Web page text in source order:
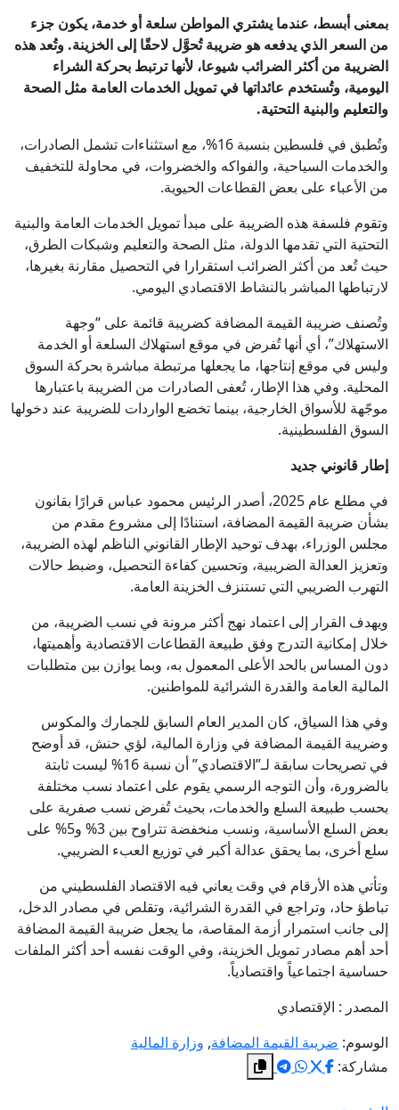
بمعنى أبسط، عندما يشتري المواطن سلعة أو خدمة، يكون جزء
من السعر الذي يدفعه هو ضريبة تُحوَّل لاحقًا إلى الخزينة. وتُعد هذه
الضريبة من أكثر الضرائب شيوعا، لأنها ترتبط بحركة الشراء
اليومية، وتُستخدم عائداتها في تمويل الخدمات العامة مثل الصحة
والتعليم والبنية التحتية.
وتُطبق في فلسطين بنسبة 16%، مع استثناءات تشمل الصادرات،
والخدمات السياحية، والفواكه والخضروات، في محاولة للتخفيف
من الأعباء على بعض القطاعات الحيوية.
وتقوم فلسفة هذه الضريبة على مبدأ تمويل الخدمات العامة والبنية
التحتية التي تقدمها الدولة، مثل الصحة والتعليم وشبكات الطرق،
حيث تُعد من أكثر الضرائب استقرارا في التحصيل مقارنة بغيرها،
لارتباطها المباشر بالنشاط الاقتصادي اليومي.
وتُصنف ضريبة القيمة المضافة كضريبة قائمة على “وجهة
الاستهلاك”، أي أنها تُفرض في موقع استهلاك السلعة أو الخدمة
وليس في موقع إنتاجها، ما يجعلها مرتبطة مباشرة بحركة السوق
المحلية. وفي هذا الإطار، تُعفى الصادرات من الضريبة باعتبارها
موجّهة للأسواق الخارجية، بينما تخضع الواردات للضريبة عند دخولها
السوق الفلسطينية.
إطار قانوني جديد
في مطلع عام 2025، أصدر الرئيس محمود عباس قرارًا بقانون
بشأن ضريبة القيمة المضافة، استنادًا إلى مشروع مقدم من
مجلس الوزراء، بهدف توحيد الإطار القانوني الناظم لهذه الضريبة،
وتعزيز العدالة الضريبية، وتحسين كفاءة التحصيل، وضبط حالات
التهرب الضريبي التي تستنزف الخزينة العامة.
ويهدف القرار إلى اعتماد نهج أكثر مرونة في نسب الضريبة، من
خلال إمكانية التدرج وفق طبيعة القطاعات الاقتصادية وأهميتها،
دون المساس بالحد الأعلى المعمول به، وبما يوازن بين متطلبات
المالية العامة والقدرة الشرائية للمواطنين.
وفي هذا السياق، كان المدير العام السابق للجمارك والمكوس
وضريبة القيمة المضافة في وزارة المالية، لؤي حنش، قد أوضح
في تصريحات سابقة لـ”الاقتصادي” أن نسبة 16% ليست ثابتة
بالضرورة، وأن التوجه الرسمي يقوم على اعتماد نسب مختلفة
بحسب طبيعة السلع والخدمات، بحيث تُفرض نسب صفرية على
بعض السلع الأساسية، ونسب منخفضة تتراوح بين 3% و5% على
سلع أخرى، بما يحقق عدالة أكبر في توزيع العبء الضريبي.
وتأتي هذه الأرقام في وقت يعاني فيه الاقتصاد الفلسطيني من
تباطؤ حاد، وتراجع في القدرة الشرائية، وتقلص في مصادر الدخل،
إلى جانب استمرار أزمة المقاصة، ما يجعل ضريبة القيمة المضافة
أحد أهم مصادر تمويل الخزينة، وفي الوقت نفسه أحد أكثر الملفات
حساسية اجتماعياً واقتصادياً.
المصدر : الإقتصادي
الوسوم: ضريبة القيمة المضافة, وزارة المالية
مشاركة: